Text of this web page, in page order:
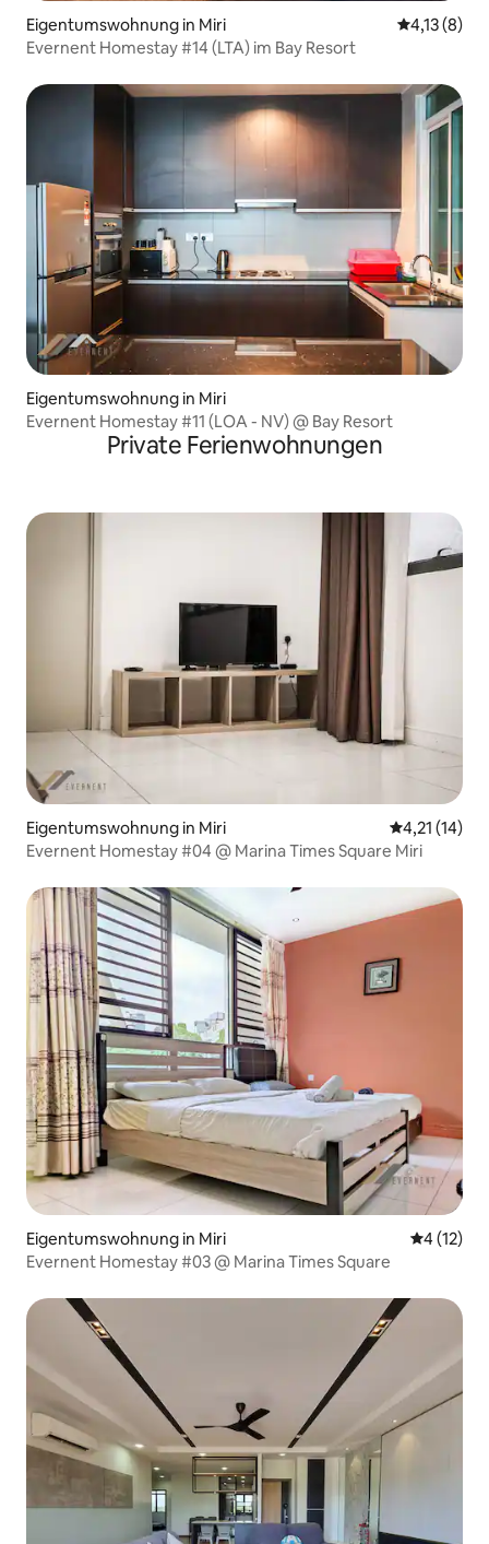
Eigentumswohnung in Miri
4,13 (8)
Evernent Homestay #14 (LTA) im Bay Resort
Eigentumswohnung in Miri
Evernent Homestay #11 (LOA - NV) @ Bay Resort
Private Ferienwohnungen
Eigentumswohnung in Miri
4,21 (14)
Evernent Homestay #04 @ Marina Times Square Miri
Eigentumswohnung in Miri
4 (12)
Evernent Homestay #03 @ Marina Times Square